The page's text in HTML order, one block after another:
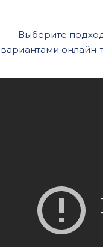
Выберите
вариантами онлайн-